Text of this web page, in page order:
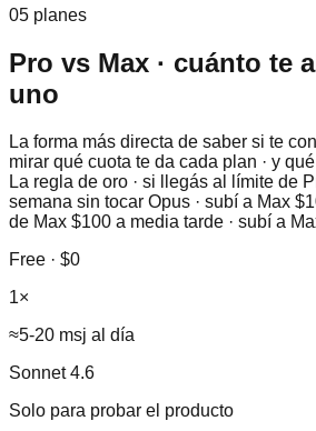
05 planes
Pro vs Max · cuánto te
uno
La forma más directa de saber si te
mirar qué cuota te da cada plan · y
La regla de oro · si llegás al límite de
semana sin tocar Opus · subí a Max
de Max $100 a media tarde · subí a
Free · $0
1×
≈5-20 msj al día
Sonnet 4.6
Solo para probar el producto